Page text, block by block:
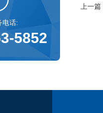
电话:
5852
上一篇